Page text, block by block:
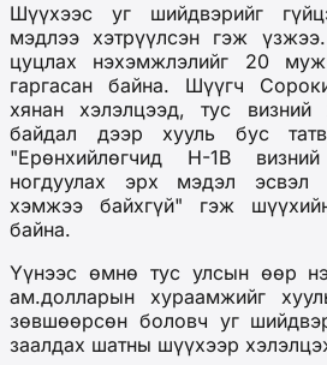
Шүүхээс уг шийдвэрийг
мэдлээ хэтрүүлсэн гэж
цуцлах нэхэмжлэлийг 20
гаргасан байна. Шүүгч
хянан хэлэлцээд, тус
байдал дээр хууль бус
"Ерөнхийлөгчид H-1B
ногдуулах эрх мэдэл эсвэл
хэмжээ байхгүй" гэж
байна.
Үүнээс өмнө тус улсын өөр
ам.долларын хураамжийг
зөвшөөрсөн боловч уг
заалдах шатны шүүхээр